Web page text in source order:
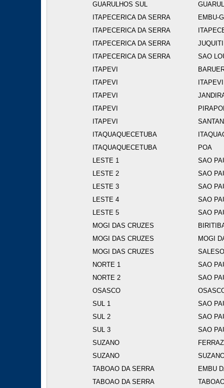
GUARULHOS SUL
ITAPECERICA DA SERRA
EMBU-
ITAPECERICA DA SERRA
ITAPECERICA DA SERRA
ITAPECERICA DA SERRA
SAO
ITAPEVI
ITAPEVI
ITAPEVI
ITAPEVI
ITAPEVI
ITAPEVI
ITAQUAQUECETUBA
ITAQUAQUECETUBA
POA
LESTE 1
SAO
LESTE 2
SAO
LESTE 3
SAO
LESTE 4
SAO
LESTE 5
SAO
MOGI DAS CRUZES
MOGI DAS CRUZES
MOGI
MOGI DAS CRUZES
NORTE 1
SAO
NORTE 2
SAO
OSASCO
SUL 1
SAO
SUL 2
SAO
SUL 3
SAO
SUZANO
SUZANO
TABOAO DA SERRA
EMBU
TABOAO DA SERRA